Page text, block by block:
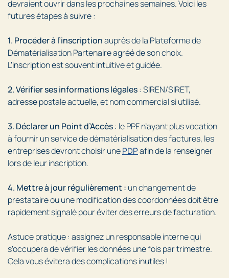
devraient ouvrir dans les prochaines semaines. Voici les
futures étapes à suivre :
1. Procéder à l’inscriptionauprès de la Plateforme de
Dématérialisation Partenaire agréé de son choix.
L’inscription est souvent intuitive et guidée.
2. Vérifier ses informations légales: SIREN/SIRET,
adresse postale actuelle, et nom commercial si utilisé.
3. Déclarer un Point d’Accès: le PPF n’ayant plus vocation
à fournir un service de dématérialisation des factures, les
entreprises devront choisir unePDPafin de la renseigner
lors de leur inscription.
4. Mettre à jour régulièrement : un changement de
prestataire ou une modification des coordonnées doit être
rapidement signalé pour éviter des erreurs de facturation.
Astuce pratique : assignez un responsable interne qui
s’occupera de vérifier les données une fois par trimestre.
Cela vous évitera des complications inutiles !